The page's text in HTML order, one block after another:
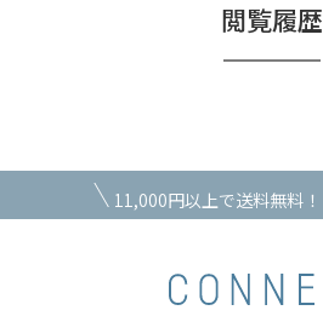
閲覧履歴
11,000円以上で送料無料！